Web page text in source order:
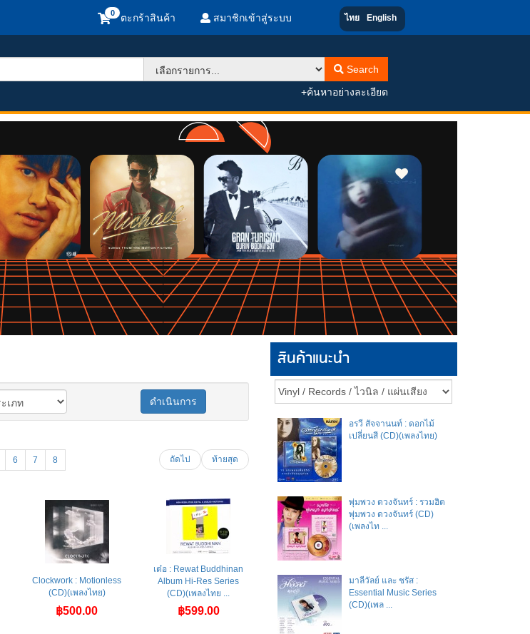
ตะกร้าสินค้า สมาชิกเข้าสู่ระบบ ไทย English
Search
+ค้นหาอย่างละเอียด
ดำเนินการ
6 7 8 ถัดไป ท้ายสุด
Clockwork : Motionless
(CD)(เพลงไทย)
฿500.00
เต๋อ : Rewat Buddhinan
Album Hi-Res Series
(CD)(เพลงไทย ...
฿599.00
สินค้าแนะนำ
อรวี สัจจานนท์ : ดอกไม้
เปลี่ยนสี (CD)(เพลงไทย)
พุ่มพวง ดวงจันทร์ : รวมฮิต
พุ่มพวง ดวงจันทร์ (CD)
(เพลงไท ...
มาลีวัลย์​ และ​ ชรัส​ :
Essential Music Series
(CD)(เพล ...